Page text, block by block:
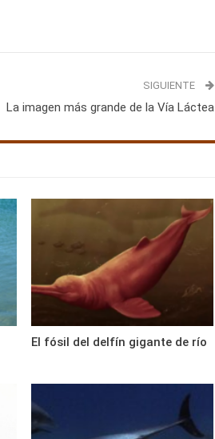
SIGUIENTE
La imagen más grande de la Vía Láctea
El fósil del delfín gigante de río